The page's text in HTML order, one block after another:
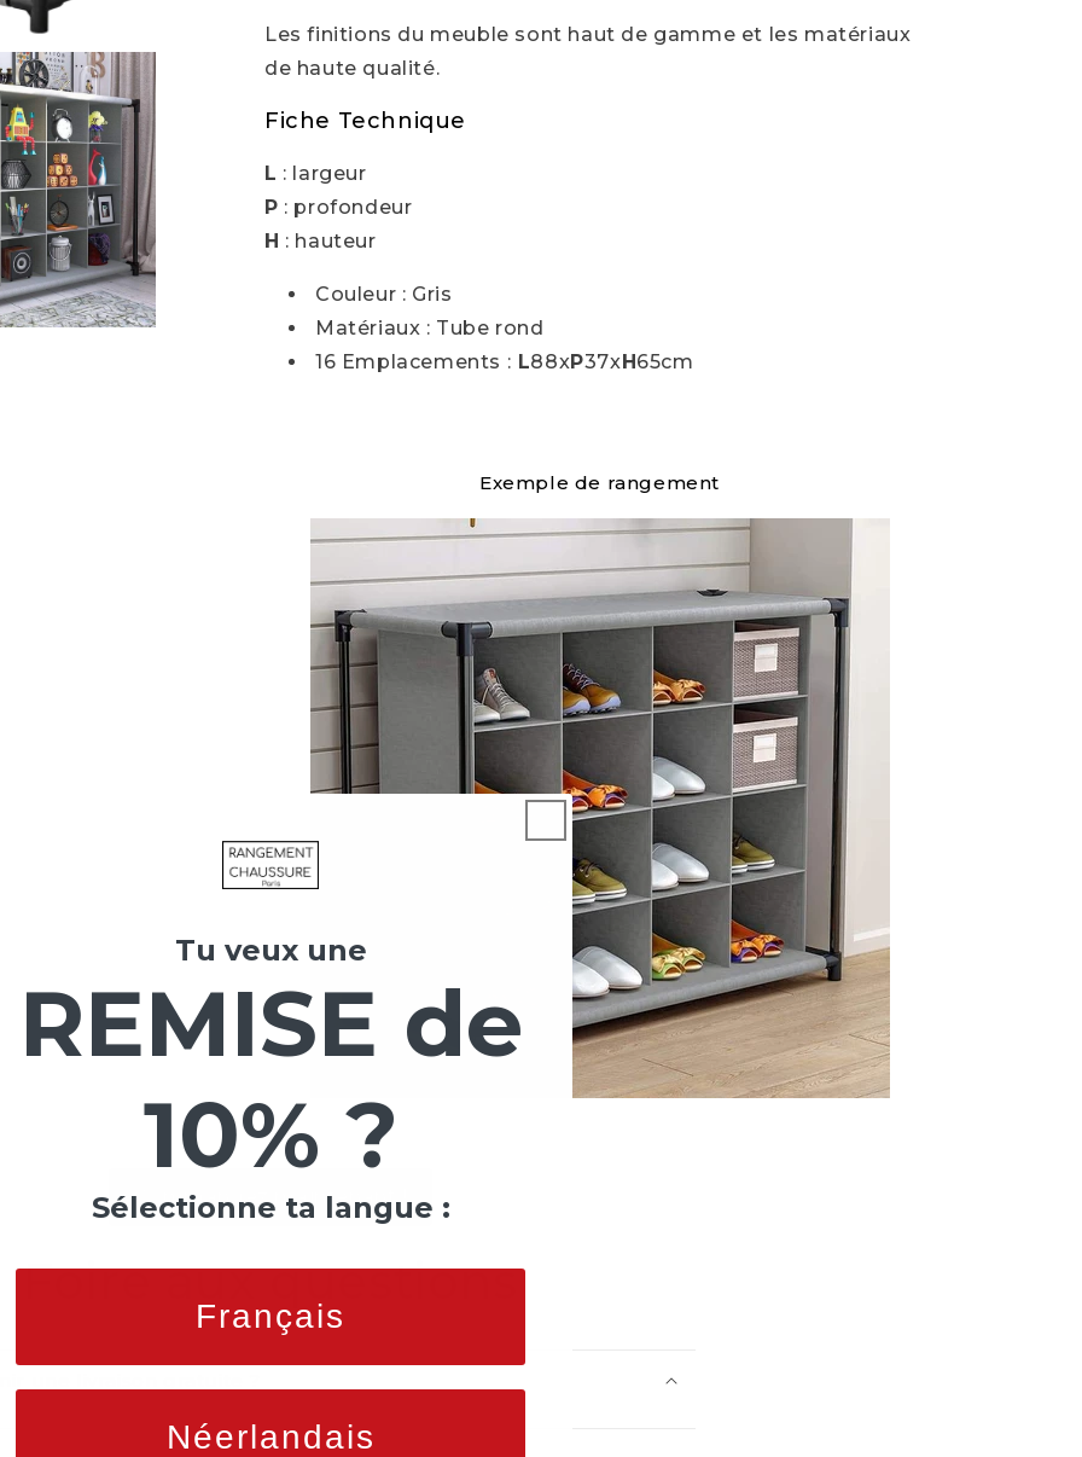
CASIER
CHAUSSURES
CASIER
CHAUSSURES
Les finitions du meuble sont haut de gamme et les matériaux
de haute qualité.
Fiche Technique
L : largeur
P : profondeur
H : hauteur
Couleur : Gris
Matériaux : Tube rond
16 Emplacements : L88xP37xH65cm
Exemple de rangement
Commandez maintenant !
Foire aux questions
une livraison gratuite ?
Tu veux une
REMISE de
10% ?
Sélectionne ta langue :
Français
Néerlandais